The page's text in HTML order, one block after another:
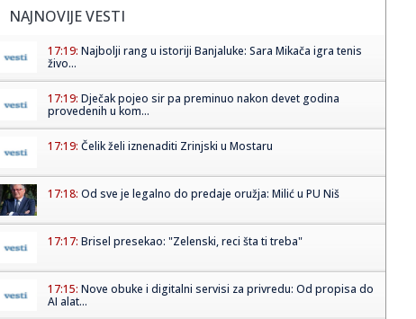
NAJNOVIJE VESTI
17:19: Najbolji rang u istoriji Banjaluke: Sara Mikača igra tenis
živo...
17:19: Dječak pojeo sir pa preminuo nakon devet godina
provedenih u kom...
17:19: Čelik želi iznenaditi Zrinjski u Mostaru
17:18: Od sve je legalno do predaje oružja: Milić u PU Niš
17:17: Brisel presekao: "Zelenski, reci šta ti treba"
17:15: Nove obuke i digitalni servisi za privredu: Od propisa do
AI alat...